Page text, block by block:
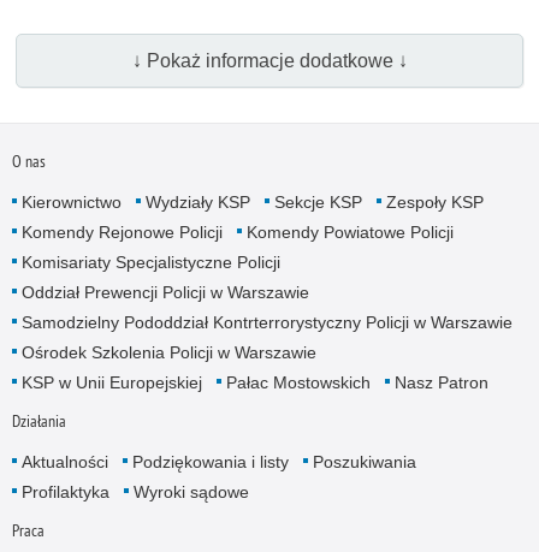
↓ Pokaż informacje dodatkowe ↓
O nas
Kierownictwo Wydziały KSP Sekcje KSP
Zespoły KSP
Komendy Rejonowe Policji
Komendy Powiatowe Policji
Komisariaty Specjalistyczne Policji
Oddział Prewencji Policji w Warszawie
Samodzielny Pododdział Kontrterrorystyczny Policji w Warszawie
Ośrodek Szkolenia Policji w Warszawie
KSP w Unii Europejskiej
Pałac Mostowskich Nasz Patron
Działania
Aktualności Podziękowania i listy
Poszukiwania
Profilaktyka
Wyroki sądowe
Praca